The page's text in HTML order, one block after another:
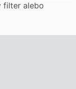
filter alebo